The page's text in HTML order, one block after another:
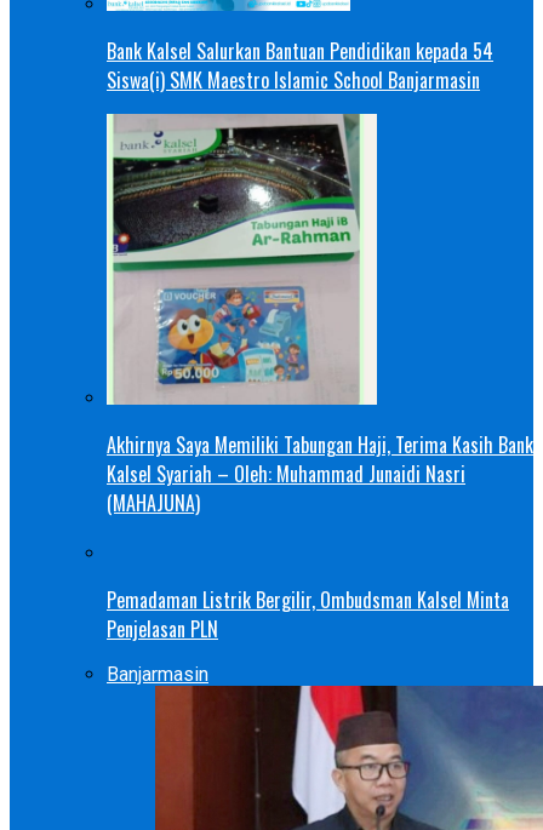
Bank Kalsel Salurkan Bantuan Pendidikan kepada 54
Siswa(i) SMK Maestro Islamic School Banjarmasin
Akhirnya Saya Memiliki Tabungan Haji, Terima Kasih Bank
Kalsel Syariah – Oleh: Muhammad Junaidi Nasri
(MAHAJUNA)
Pemadaman Listrik Bergilir, Ombudsman Kalsel Minta
Penjelasan PLN
Banjarmasin